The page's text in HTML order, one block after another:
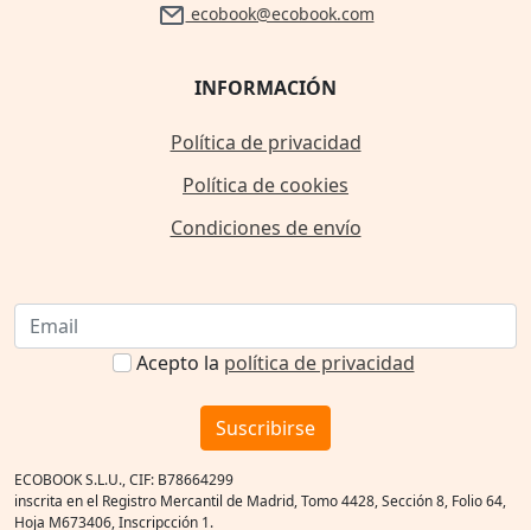
ecobook@ecobook.com
INFORMACIÓN
Política de privacidad
Política de cookies
Condiciones de envío
Acepto la política de privacidad
Suscribirse
ECOBOOK S.L.U., CIF: B78664299
inscrita en el Registro Mercantil de Madrid, Tomo 4428, Sección 8, Folio 64,
Hoja M673406, Inscripcción 1.